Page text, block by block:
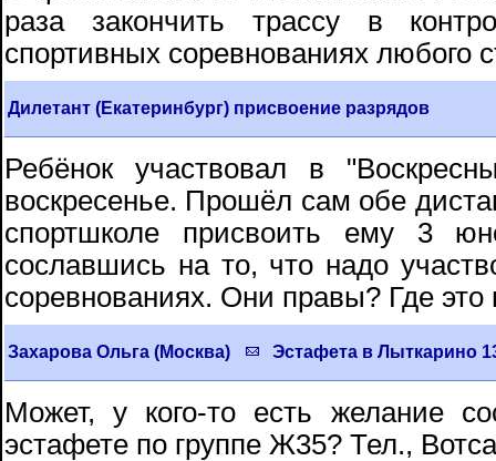
раза закончить трассу в
спортивных соревнованиях любого
Дилетант (Екатеринбург) присвоение разрядов
Ребёнок участвовал в
воскресенье. Прошёл сам обе
спортшколе присвоить ему 3
сославшись на то, что надо
соревнованиях. Они правы? Где это
Захарова Ольга (Москва) Эстафета в Лыткарино
Может, у кого-то есть желание
эстафете по группе Ж35? Тел.,